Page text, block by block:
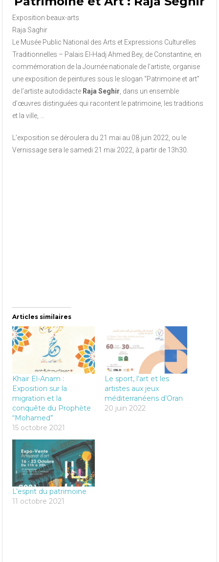
Exposition beaux-arts
Raja Saghir
Le Musée Public National des Arts et Expressions Culturelles
Traditionnelles – Palais El-Hadj Ahmed Bey, de Constantine, en
commémoration de la Journée nationale de l’artiste, organise
une exposition de peintures sous le slogan “Patrimoine et art”
de l’artiste autodidacte Raja Seghir, dans un ensemble
d’œuvres distinguées qui racontent le patrimoine, les traditions
et la ville, …
L’exposition se déroulera du 21 mai au 08 juin 2022, ou le
Vernissage sera le samedi 21 mai 2022, à partir de 13h30.
Articles similaires
Khair El-Anam :
Exposition sur la
migration et la
conquête du Prophète
“Mohamed”
15 octobre 2021
Le sport, l’art et les
artistes aux jeux
méditerranéens d’Oran
20 juin 2022
L’esprit du patrimoine
11 octobre 2021